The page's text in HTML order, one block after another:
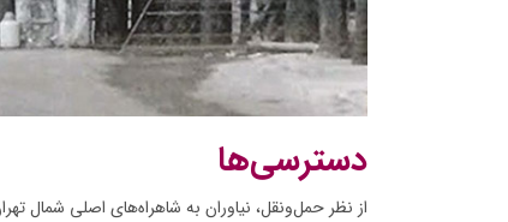
دسترسی‌ها
از نظر حمل‌ونقل، نیاوران به شاهراه‌های اصلی شمال